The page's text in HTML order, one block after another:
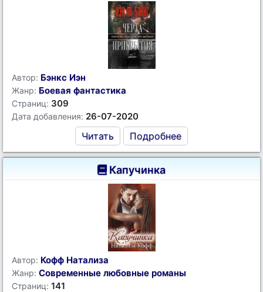
Автор: Бэнкс Иэн
Жанр: Боевая фантастика
Страниц: 309
Дата добавления: 26-07-2020
Читать Подробнее
Капучинка
Автор: Кофф Натализа
Жанр: Современные любовные романы
Страниц: 141